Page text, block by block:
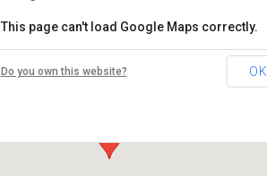
Lounais-Suomen – SYLI ry
Maariankatu 8 D 104 - Turku
This page can't load Google Maps correctly.
Do you own this website? OK